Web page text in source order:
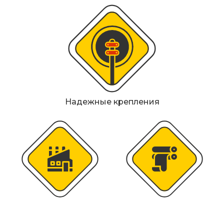
Сферические дорожные зеркала
Светофоры
Светодиодные светофоры T7
Мобильные сигнальные строительные
ограждения
Материалы для дорожной разметки
Знаки безопасности
Знаки магистральных газопроводов
Надежные крепления